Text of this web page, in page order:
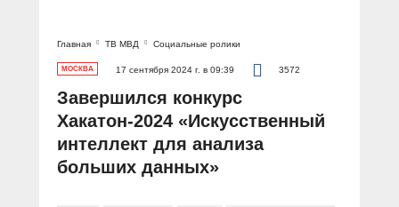
Главная ТВ МВД Социальные ролики
МОСКВА 17 сентября 2024 г. в 09:39 3572
Завершился конкурс
Хакатон-2024 «Искусственный
интеллект для анализа
больших данных»